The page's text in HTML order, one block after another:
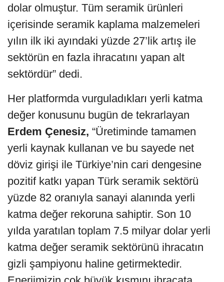
dolar olmuştur. Tüm seramik ürünleri
içerisinde seramik kaplama malzemeleri
yılın ilk iki ayındaki yüzde 27’lik artış ile
sektörün en fazla ihracatını yapan alt
sektördür” dedi.
Her platformda vurguladıkları yerli katma
değer konusunu bugün de tekrarlayan
Erdem Çenesiz, “Üretiminde tamamen
yerli kaynak kullanan ve bu sayede net
döviz girişi ile Türkiye’nin cari dengesine
pozitif katkı yapan Türk seramik sektörü
yüzde 82 oranıyla sanayi alanında yerli
katma değer rekoruna sahiptir. Son 10
yılda yaratılan toplam 7.5 milyar dolar yerli
katma değer seramik sektörünü ihracatın
gizli şampiyonu haline getirmektedir.